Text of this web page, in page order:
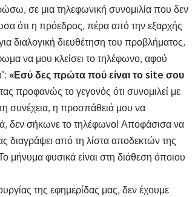
σε μια τηλεφωνική συνομιλία που δεν
ότι η πρόεδρος, πέρα από την εξαρχής
διαλογική διευθέτηση του προβλήματος,
να μου κλείσει το τηλέφωνο, αφού
«Εσύ δες πρώτα πού είναι το site σου
προφανώς το γεγονός ότι συνομιλεί με
συνέχεια, η προσπάθειά μου να
δεν σήκωνε το τηλέφωνο! Αποφάσισα να
διαγράψει από τη λίστα αποδεκτών της
φυσικά είναι στη διάθεση όποιου
της εφημερίδας μας, δεν έχουμε